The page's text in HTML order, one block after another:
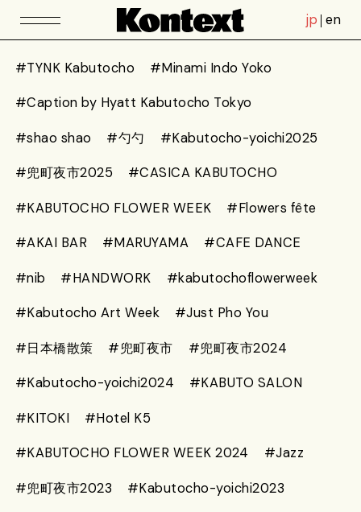
jp en
#TYNK Kabutocho #Minami Indo Yoko
#Caption by Hyatt Kabutocho Tokyo
#shao shao #勺勺 #Kabutocho-yoichi2025
#兜町夜市2025 #CASICA KABUTOCHO
#KABUTOCHO FLOWER WEEK #Flowers fête
#AKAI BAR #MARUYAMA #CAFE DANCE
#nib #HANDWORK #kabutochoflowerweek
#Kabutocho Art Week #Just Pho You
#日本橋散策 #兜町夜市 #兜町夜市2024
#Kabutocho-yoichi2024 #KABUTO SALON
#KITOKI #Hotel K5
#KABUTOCHO FLOWER WEEK 2024 #Jazz
#兜町夜市2023 #Kabutocho-yoichi2023